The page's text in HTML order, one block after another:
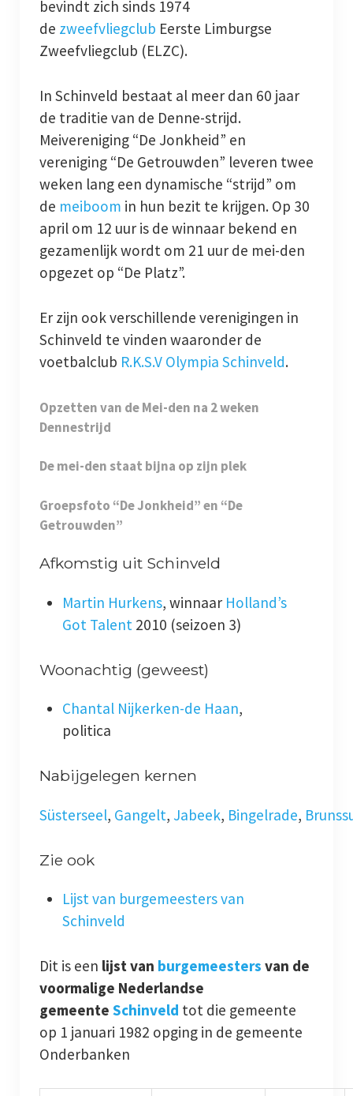
bevindt zich sinds 1974
de zweefvliegclub Eerste Limburgse
Zweefvliegclub (ELZC).
In Schinveld bestaat al meer dan 60 jaar
de traditie van de Denne-strijd.
Meivereniging “De Jonkheid” en
vereniging “De Getrouwden” leveren twee
weken lang een dynamische “strijd” om
de meiboom in hun bezit te krijgen. Op 30
april om 12 uur is de winnaar bekend en
gezamenlijk wordt om 21 uur de mei-den
opgezet op “De Platz”.
Er zijn ook verschillende verenigingen in
Schinveld te vinden waaronder de
voetbalclub R.K.S.V Olympia Schinveld.
Opzetten van de Mei-den na 2 weken
Dennestrijd
De mei-den staat bijna op zijn plek
Groepsfoto “De Jonkheid” en “De
Getrouwden”
Afkomstig uit Schinveld
Martin Hurkens, winnaar Holland’s
Got Talent2010 (seizoen 3)
Woonachtig (geweest)
Chantal Nijkerken-de Haan,
politica
Nabijgelegen kernen
Süsterseel, Gangelt, Jabeek, Bingelrade,
Zie ook
Lijst van burgemeesters van
Schinveld
Dit is een lijst van burgemeesters van de
voormalige Nederlandse
gemeente Schinveld tot die gemeente
op 1 januari 1982 opging in de gemeente
Onderbanken